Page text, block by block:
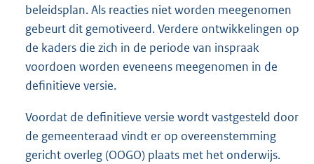
beleidsplan. Als reacties niet worden meegenomen
gebeurt dit gemotiveerd. Verdere ontwikkelingen op
de kaders die zich in de periode van inspraak
voordoen worden eveneens meegenomen in de
definitieve versie.
Voordat de definitieve versie wordt vastgesteld door
de gemeenteraad vindt er op overeenstemming
gericht overleg (OOGO) plaats met het onderwijs.